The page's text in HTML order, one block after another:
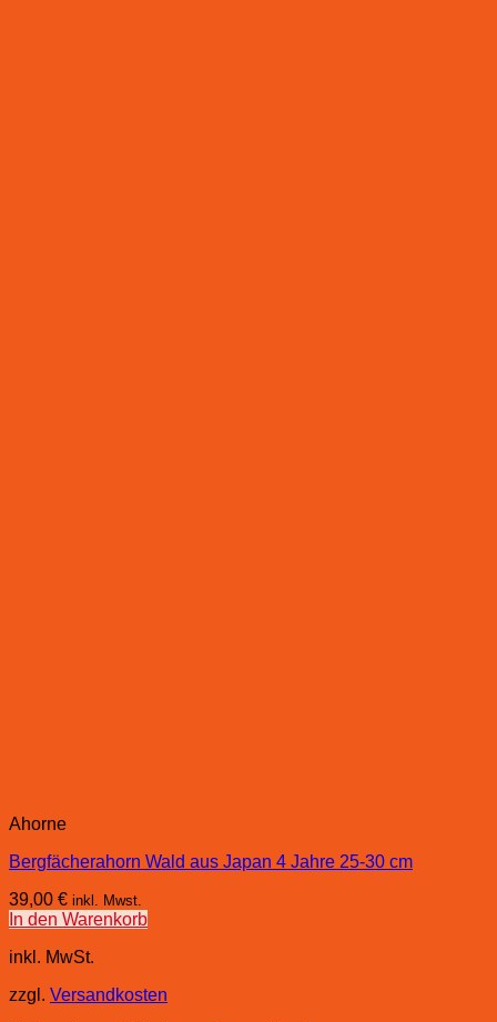
Ahorne
Bergfächerahorn Wald aus Japan 4 Jahre 25-30 cm
39,00 € inkl. Mwst.
In den Warenkorb
inkl. MwSt.
zzgl. Versandkosten